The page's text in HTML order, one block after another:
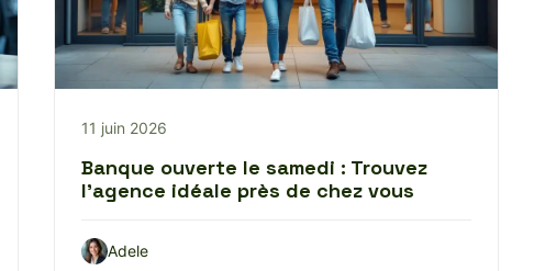
11 juin 2026
Banque ouverte le samedi : Trouvez
l’agence idéale près de chez vous
Adele